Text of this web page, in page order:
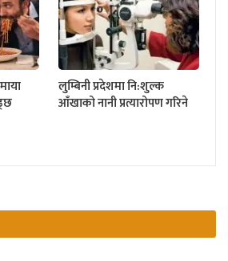
लुम्बिनी प्रदेशमा नि:शुल्क
आँखाको नानी प्रत्यारोपण गरिने